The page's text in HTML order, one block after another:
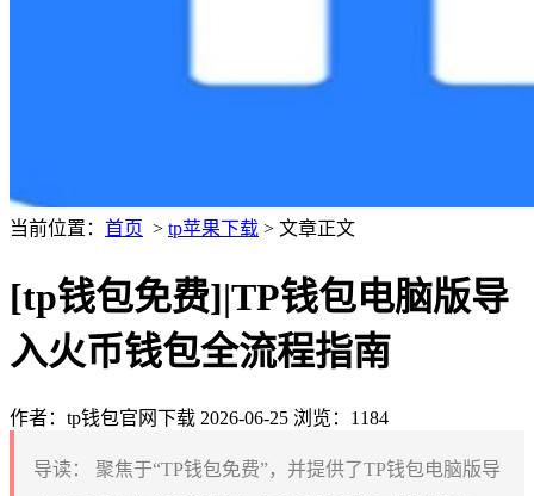
当前位置： 首页 > tp苹果下载 > 文章正文
[tp钱包免费]|TP钱包电脑版导
入火币钱包全流程指南
作者：tp钱包官网下载 2026-06-25 浏览：1184
导读：
聚焦于“TP钱包免费”，并提供了TP钱包电脑版导